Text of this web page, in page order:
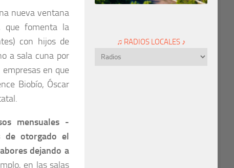
nueva ventana
que fomenta la
con hijos de
a sala cuna por
en que
Biobío, Óscar
mensuales -
de otorgado el
dejando a
en las salas
♫ RADIOS LOCALES ♪